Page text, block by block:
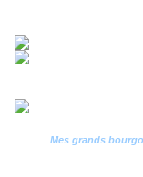
Mes grands